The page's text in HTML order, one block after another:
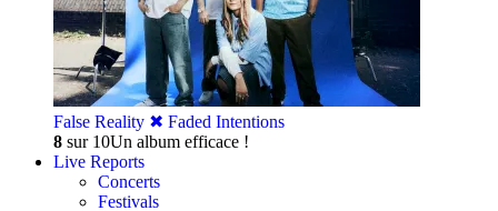
False Reality ✖︎ Faded Intentions
8 sur 10Un album efficace !
Live Reports
Concerts
Festivals